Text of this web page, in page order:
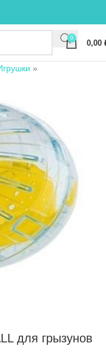
0
0,00
»
для грызунов